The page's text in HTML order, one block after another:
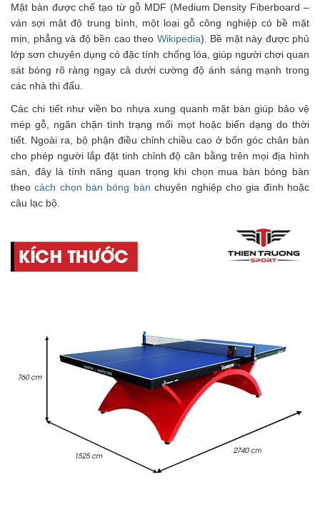
Mặt bàn được chế tạo từ gỗ MDF (Medium Density Fiberboard –
ván sợi mật độ trung bình, một loại gỗ công nghiệp có bề mặt
mịn, phẳng và độ bền cao theo Wikipedia). Bề mặt này được phủ
lớp sơn chuyên dụng có đặc tính chống lóa, giúp người chơi quan
sát bóng rõ ràng ngay cả dưới cường độ ánh sáng mạnh trong
các nhà thi đấu.
Các chi tiết như viền bo nhựa xung quanh mặt bàn giúp bảo vệ
mép gỗ, ngăn chặn tình trạng mối mọt hoặc biến dạng do thời
tiết. Ngoài ra, bộ phận điều chỉnh chiều cao ở bốn góc chân bàn
cho phép người lắp đặt tinh chỉnh độ cân bằng trên mọi địa hình
sàn, đây là tính năng quan trọng khi chọn mua bàn bóng bàn
theocách chọn bàn bóng bàn chuyên nghiệp cho gia đình hoặc
câu lạc bộ.